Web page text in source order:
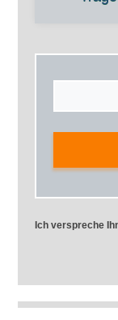
Ich verspreche